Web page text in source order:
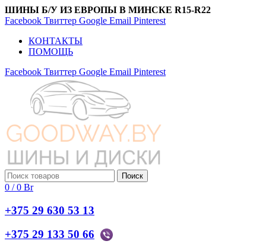
ШИНЫ Б/У ИЗ ЕВРОПЫ В МИНСКЕ R15-R22
Facebook Твиттер Google Email Pinterest
КОНТАКТЫ
ПОМОЩЬ
Facebook Твиттер Google Email Pinterest
Поиск
0 / 0 Br
+375 29 630 53 13
+375 29 133 50 66